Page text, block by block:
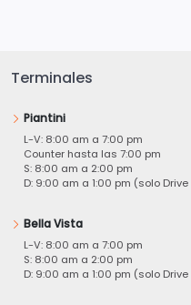
Terminales
Piantini
L-V: 8:00 am a 7:00 pm
Counter hasta las 7:00 pm
S: 8:00 am a 2:00 pm
D: 9:00 am a 1:00 pm (solo Drive
Bella Vista
L-V: 8:00 am a 7:00 pm
S: 8:00 am a 2:00 pm
D: 9:00 am a 1:00 pm (solo Drive